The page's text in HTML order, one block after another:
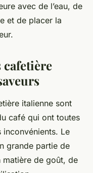
avec de l’eau, de
et de placer la
cafetière
italienne sont
café qui ont toutes
inconvénients. Le
grande partie de
matière de goût, de